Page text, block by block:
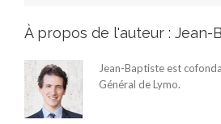
À propos de l'auteur : Jean-
Jean-Baptiste est
Général de Lymo.